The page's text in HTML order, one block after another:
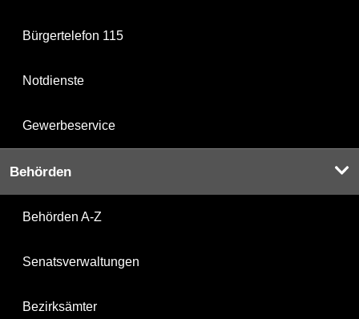
Bürgertelefon 115
Notdienste
Gewerbeservice
Behörden
Behörden A-Z
Senatsverwaltungen
Bezirksämter